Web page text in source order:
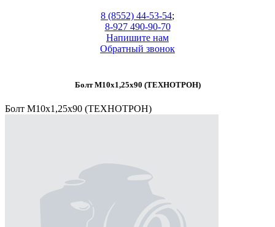
8 (8552) 44-53-54;
8-927 490-90-70
Напишите нам
Обратный звонок
Болт М10х1,25х90 (ТЕХНОТРОН)
Болт М10х1,25х90 (ТЕХНОТРОН)